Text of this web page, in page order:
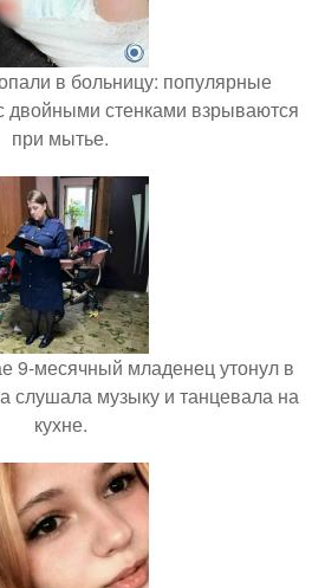
в больницу: популярные
двойными стенками взрываются
при мытье.
9-месячный младенец утонул в
слушала музыку и танцевала на
кухне.